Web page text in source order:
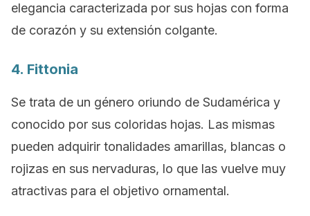
elegancia caracterizada por sus hojas con forma
de corazón y su extensión colgante.
4. Fittonia
Se trata de un género oriundo de Sudamérica y
conocido por sus coloridas hojas. Las mismas
pueden adquirir tonalidades amarillas, blancas o
rojizas en sus nervaduras, lo que las vuelve muy
atractivas para el objetivo ornamental.